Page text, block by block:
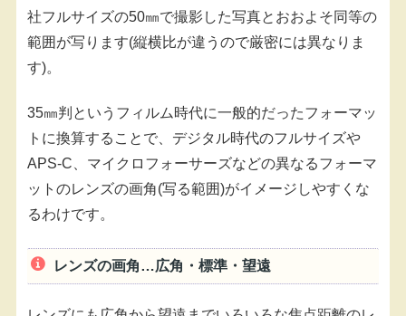
社フルサイズの50㎜で撮影した写真とおおよそ同等の
範囲が写ります(縦横比が違うので厳密には異なりま
す)。
35㎜判というフィルム時代に一般的だったフォーマッ
トに換算することで、デジタル時代のフルサイズや
APS-C、マイクロフォーサーズなどの異なるフォーマ
ットのレンズの画角(写る範囲)がイメージしやすくな
るわけです。
レンズの画角…広角・標準・望遠